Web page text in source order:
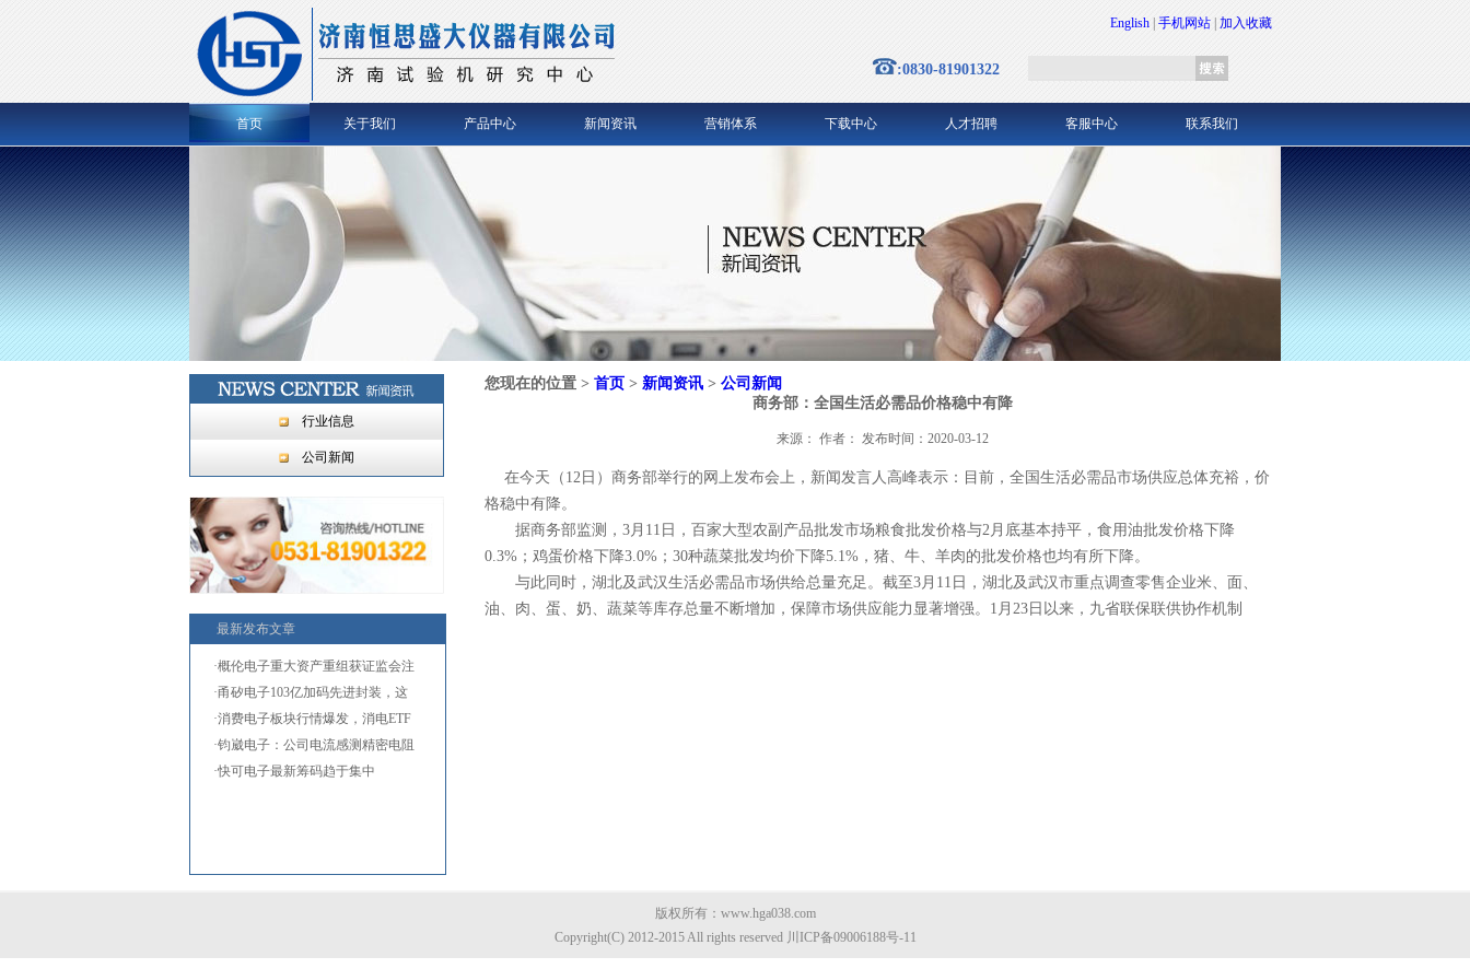
English 手机网站 加入收藏
:0830-81901322
首页 关于我们 产品中心 新闻资讯 营销体系 下载中心 人才招聘 客服中心 联系我们
行业信息
公司新闻
最新发布文章
·概伦电子重大资产重组获证监会注
·甬矽电子103亿加码先进封装，这
·消费电子板块行情爆发，消电ETF
·钧崴电子：公司电流感测精密电阻
·快可电子最新筹码趋于集中
您现在的位置 > 首页 > 新闻资讯 > 公司新闻
商务部：全国生活必需品价格稳中有降
来源： 作者： 发布时间：2020-03-12
在今天（12日）商务部举行的网上发布会上，新闻发言人高峰表示：目前，全国生活必需品市场供应总体充裕，价
格稳中有降。
据商务部监测，3月11日，百家大型农副产品批发市场粮食批发价格与2月底基本持平，食用油批发价格下降
0.3%；鸡蛋价格下降3.0%；30种蔬菜批发均价下降5.1%，猪、牛、羊肉的批发价格也均有所下降。
与此同时，湖北及武汉生活必需品市场供给总量充足。截至3月11日，湖北及武汉市重点调查零售企业米、面、
油、肉、蛋、奶、蔬菜等库存总量不断增加，保障市场供应能力显著增强。1月23日以来，九省联保联供协作机制
版权所有：www.hga038.com
Copyright(C) 2012-2015 All rights reserved 川ICP备09006188号-11